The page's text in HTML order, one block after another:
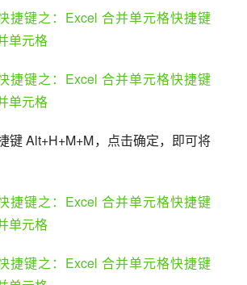
键 Alt+H+M+M，点击确定，即可将